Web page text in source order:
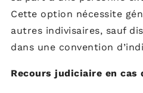
Cette option nécessite
autres indivisaires, sauf
dans une convention
Recours judiciaire en cas